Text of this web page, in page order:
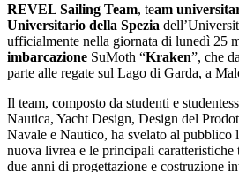
REVEL Sailing Team, team
Universitario della Spezia
ufficialmente nella giornata di lunedì 25
imbarcazione SuMoth “Kraken”, che
parte alle regate sul Lago di Garda, a
Il team, composto da studenti e
Nautica, Yacht Design, Design del
Navale e Nautico, ha svelato al pubblico
nuova livrea e le principali caratteristiche
due anni di progettazione e costruzione